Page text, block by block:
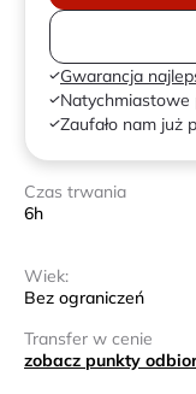
Gwarancja
Natychmiastowe
Zaufało nam już
Czas trwania
6h
Wiek:
Bez ograniczeń
Transfer w cenie
zobacz punkty